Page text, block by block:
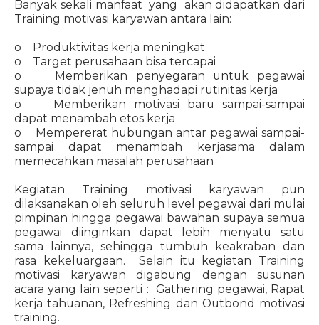
Banyak sekali manfaat yang akan didapatkan dari
Training motivasi karyawan antara lain:
o Produktivitas kerja meningkat
o Target perusahaan bisa tercapai
o Memberikan penyegaran untuk pegawai
supaya tidak jenuh menghadapi rutinitas kerja
o Memberikan motivasi baru sampai-sampai
dapat menambah etos kerja
o Mempererat hubungan antar pegawai sampai-
sampai dapat menambah kerjasama dalam
memecahkan masalah perusahaan
Kegiatan Training motivasi karyawan pun
dilaksanakan oleh seluruh level pegawai dari mulai
pimpinan hingga pegawai bawahan supaya semua
pegawai diinginkan dapat lebih menyatu satu
sama lainnya, sehingga tumbuh keakraban dan
rasa kekeluargaan. Selain itu kegiatan Training
motivasi karyawan digabung dengan susunan
acara yang lain seperti : Gathering pegawai, Rapat
kerja tahuanan, Refreshing dan Outbond motivasi
training.